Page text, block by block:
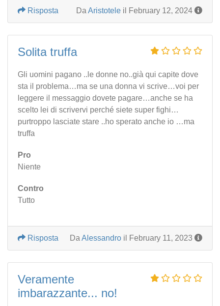
Da Aristotele il February 12, 2024
Risposta
Solita truffa
Gli uomini pagano ..le donne no..già qui capite dove
sta il problema…ma se una donna vi scrive…voi per
leggere il messaggio dovete pagare…anche se ha
scelto lei di scrivervi perché siete super fighi…
purtroppo lasciate stare ..ho sperato anche io …ma
truffa
Pro
Niente
Contro
Tutto
Da Alessandro il February 11, 2023
Risposta
Veramente
imbarazzante... no!